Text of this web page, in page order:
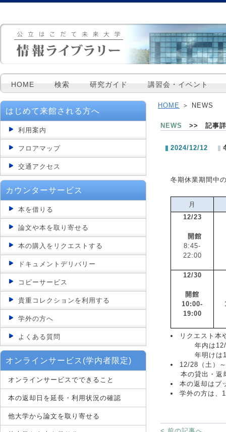
HOME 検索 研究ガイド 講習会・イベント
はじめて来館される方へ
利用案内
フロアマップ
交通アクセス
カウンターサービス
本を借りる
論文や本を取り寄せる
本の購入をリクエストする
ドキュメントデリバリー
コピーサービス
貴重コレクションを利用する
学外の方へ
よくある質問
オンラインサービス(学内者限定)
オンラインサービスでできること
本の返却日を延長・利用状況の確認
他大学から論文を取り寄せる
HOME ＞ NEWS
NEWS >> 記事
2024/12/12
冬期休業期間中
月
12/23
開館
8:45-
22:00
12/30
開館
10:00-
19:00
リクエスト本
年内は12/27
年明けは1/6
12/28（土）
本の貸出・返
本の返却はブ
学外の方は、